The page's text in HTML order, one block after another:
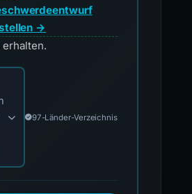
→
erhalten.
Ihr Land für offizielle
97-Länder-Verzeichnis